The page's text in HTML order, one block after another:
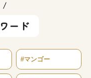
ード
#マンゴー